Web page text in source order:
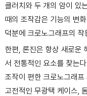
클러치와 두 개의 암이 있
때의 조작감은 기능의 변
덕분에 크로노그래프의
한편, 론진은 항상 새로운
서 전통적인 요소를 찾는
조작이 편한 크로노그래
고전적인 무광택 케이스,